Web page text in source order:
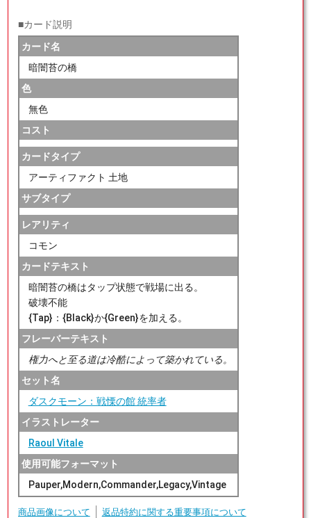
■カード説明
カード名
暗闇苔の橋
色
無色
コスト
カードタイプ
アーティファクト 土地
サブタイプ
レアリティ
コモン
カードテキスト
暗闇苔の橋はタップ状態で戦場に出る。
破壊不能
{Tap}：{Black}か{Green}を加える。
フレーバーテキスト
権力へと至る道は冷酷によって築かれている。
セット名
ダスクモーン：戦慄の館 統率者
イラストレーター
Raoul Vitale
使用可能フォーマット
Pauper,Modern,Commander,Legacy,Vintage
商品画像について 返品特約に関する重要事項について